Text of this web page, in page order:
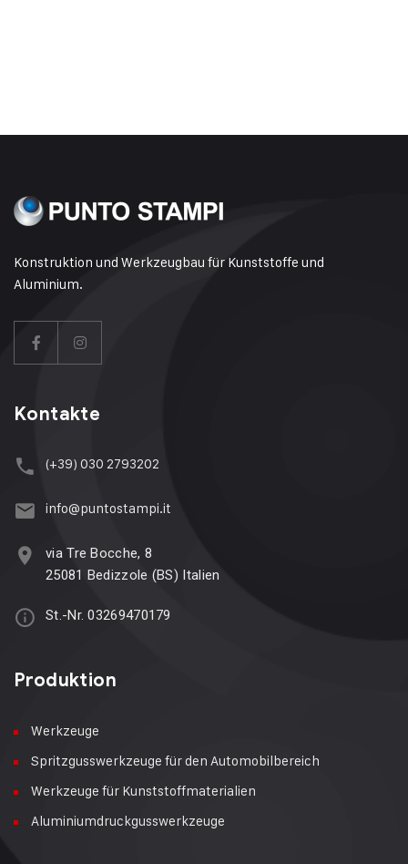
Konstruktion und Werkzeugbau für Kunststoffe und
Aluminium.
Kontakte
(+39) 030 2793202
info@puntostampi.it
via Tre Bocche, 8
25081 Bedizzole (BS) Italien
St.-Nr. 03269470179
Produktion
Werkzeuge
Spritzgusswerkzeuge für den Automobilbereich
Werkzeuge für Kunststoffmaterialien
Aluminiumdruckgusswerkzeuge